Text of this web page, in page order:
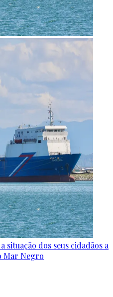
dos seus cidadãos a
Mar Negro